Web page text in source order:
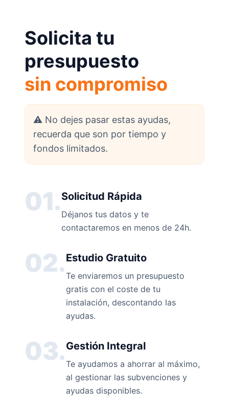
Solicita tu
presupuesto
sin compromiso
⚠️ No dejes pasar estas ayudas,
recuerda que son por tiempo y
fondos limitados.
01.Solicitud Rápida
Déjanos tus datos y te
contactaremos en menos de 24h.
02.Estudio Gratuito
Te enviaremos un presupuesto
gratis con el coste de tu
instalación, descontando las
ayudas.
03.Gestión Integral
Te ayudamos a ahorrar al máximo,
al gestionar las subvenciones y
ayudas disponibles.